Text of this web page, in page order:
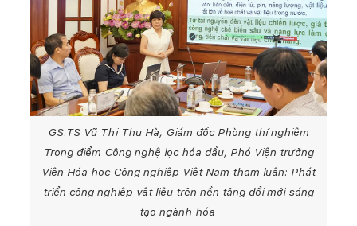
GS.TS Vũ Thị Thu Hà, Giám đốc Phòng thí nghiệm
Trọng điểm Công nghệ lọc hóa dầu, Phó Viện trưởng
Viện Hóa học Công nghiệp Việt Nam tham luận: Phát
triển công nghiệp vật liệu trên nền tảng đổi mới sáng
tạo ngành hóa